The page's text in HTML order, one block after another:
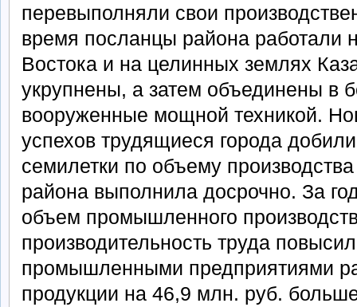
перевыполняли свои
время посланцы района работали
Востока и на целинных землях
укрупнены, а затем объединены в
вооруженные мощной техникой.
успехов трудящиеся города
семилетки по объему
района выполнила досрочно. За
объем промышленного
производительность труда
промышленными предприятиями
продукции на 46,9 млн. руб.